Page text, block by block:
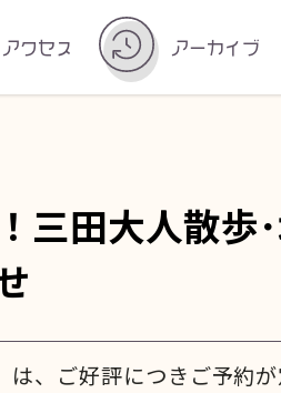
アクセス アーカイブ
三田大人散歩
、ご好評につきご予約